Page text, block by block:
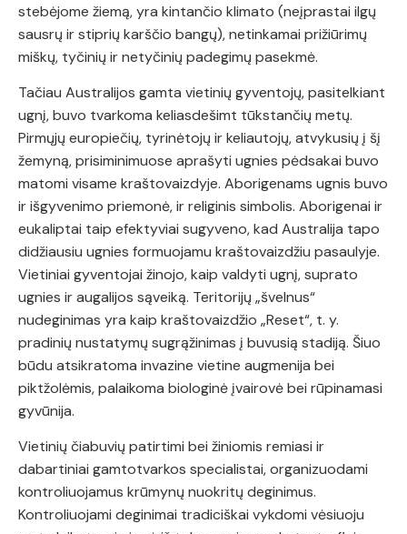
stebėjome žiemą, yra kintančio klimato (neįprastai ilgų
sausrų ir stiprių karščio bangų), netinkamai prižiūrimų
miškų, tyčinių ir netyčinių padegimų pasekmė.
Tačiau Australijos gamta vietinių gyventojų, pasitelkiant
ugnį, buvo tvarkoma keliasdešimt tūkstančių metų.
Pirmųjų europiečių, tyrinėtojų ir keliautojų, atvykusių į šį
žemyną, prisiminimuose aprašyti ugnies pėdsakai buvo
matomi visame kraštovaizdyje. Aborigenams ugnis buvo
ir išgyvenimo priemonė, ir religinis simbolis. Aborigenai ir
eukaliptai taip efektyviai sugyveno, kad Australija tapo
didžiausiu ugnies formuojamu kraštovaizdžiu pasaulyje.
Vietiniai gyventojai žinojo, kaip valdyti ugnį, suprato
ugnies ir augalijos sąveiką. Teritorijų „švelnus“
nudeginimas yra kaip kraštovaizdžio „Reset“, t. y.
pradinių nustatymų sugrąžinimas į buvusią stadiją. Šiuo
būdu atsikratoma invazine vietine augmenija bei
piktžolėmis, palaikoma biologinė įvairovė bei rūpinamasi
gyvūnija.
Vietinių čiabuvių patirtimi bei žiniomis remiasi ir
dabartiniai gamtotvarkos specialistai, organizuodami
kontroliuojamus krūmynų nuokritų deginimus.
Kontroliuojami deginimai tradiciškai vykdomi vėsiuoju